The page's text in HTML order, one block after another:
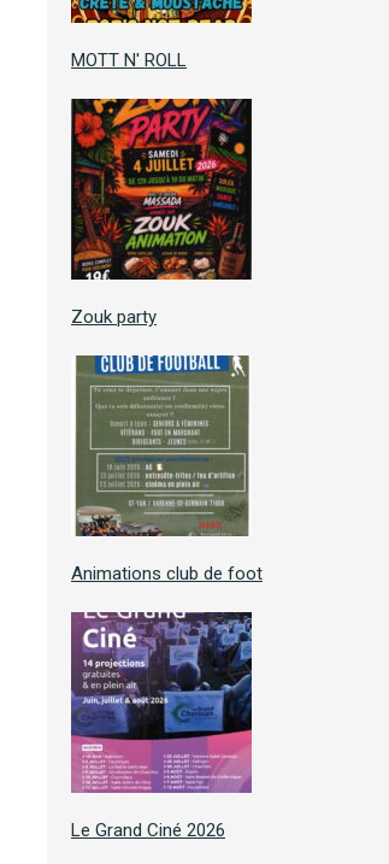
MOTT N' ROLL
Zouk party
Animations club de foot
Le Grand Ciné 2026